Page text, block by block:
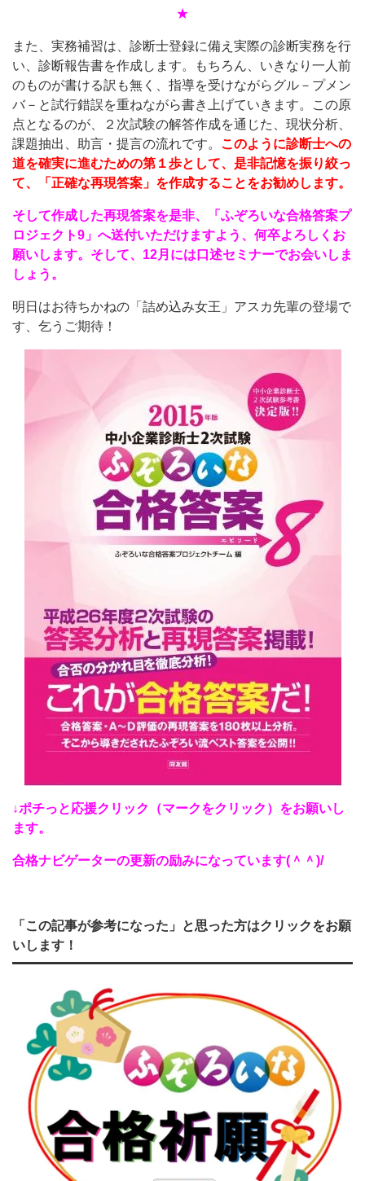
★
また、実務補習は、診断士登録に備え実際の診断実務を行
い、診断報告書を作成します。もちろん、いきなり一人前
のものが書ける訳も無く、指導を受けながらグル－プメン
バ－と試行錯誤を重ねながら書き上げていきます。この原
点となるのが、２次試験の解答作成を通じた、現状分析、
課題抽出、助言・提言の流れです。 このように診断士への
道を確実に進むための第１歩として、是非記憶を振り絞っ
て、「正確な再現答案」を作成することをお勧めします。
そして作成した再現答案を是非、「ふぞろいな合格答案プ
ロジェクト9」へ送付いただけますよう、何卒よろしくお
願いします。そして、12月には口述セミナーでお会いしま
しょう。
明日はお待ちかねの「詰め込み女王」アスカ先輩の登場で
す、乞うご期待！
↓ポチっと応援クリック（マークをクリック）をお願いし
ます。
合格ナビゲーターの更新の励みになっています( ＾＾)/
「この記事が参考になった」と思った方はクリックをお願
いします！